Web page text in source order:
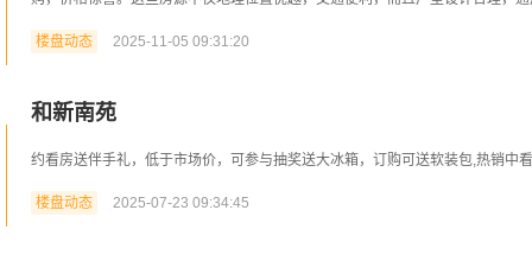
楼盘动态 2025-11-05 09:31:20
和新南苑
约看房送伴手礼，低于市场价，可参与抽奖送大冰箱，订购可送软装包,热销中
楼盘动态 2025-07-23 09:34:45